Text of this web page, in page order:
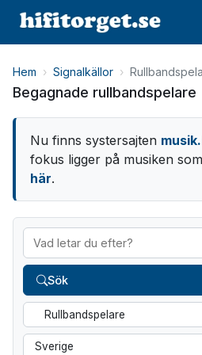
Hem › Signalkällor ›
Begagnade rullbandspelare
Nu finns systersajten
fokus ligger på musiken
här.
Sök